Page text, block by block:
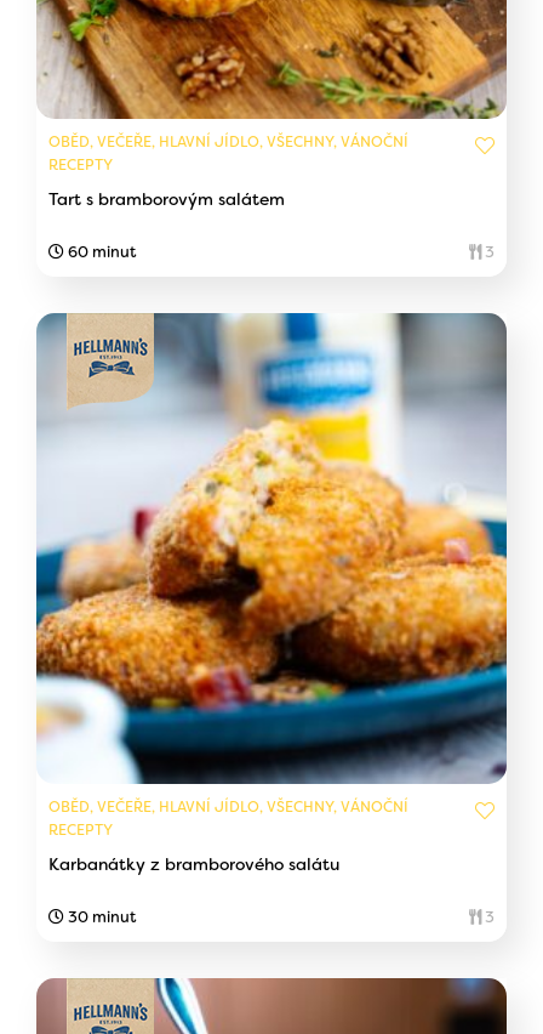
OBĚD, VEČEŘE, HLAVNÍ JÍDLO, VŠECHNY, VÁNOČNÍ
RECEPTY
Tart s bramborovým salátem
60 minut 3
OBĚD, VEČEŘE, HLAVNÍ JÍDLO, VŠECHNY, VÁNOČNÍ
RECEPTY
Karbanátky z bramborového salátu
30 minut 3